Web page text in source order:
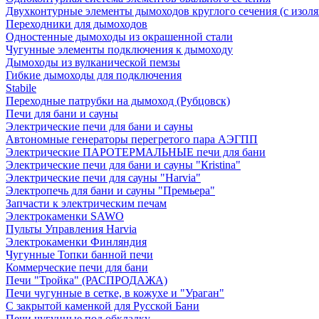
Двухконтурные элементы дымоходов круглого сечения (с
Переходники для дымоходов
Одностенные дымоходы из окрашенной стали
Чугунные элементы подключения к дымоходу
Дымоходы из вулканической пемзы
Гибкие дымоходы для подключения
Stabile
Переходные патрубки на дымоход (Рубцовск)
Печи для бани и сауны
Электрические печи для бани и сауны
Автономные генераторы перегретого пара АЭГПП
Электрические ПАРОТЕРМАЛЬНЫЕ печи для бани
Электрические печи для бани и сауны "Кristina"
Электрические печи для сауны "Harvia"
Электропечь для бани и сауны "Премьера"
Запчасти к электрическим печам
Электрокаменки SAWO
Пульты Управления Harvia
Электрокаменки Финляндия
Чугунные Топки банной печи
Коммерческие печи для бани
Печи "Тройка" (РАСПРОДАЖА)
Печи чугунные в сетке, в кожухе и "Ураган"
С закрытой каменкой для Русской Бани